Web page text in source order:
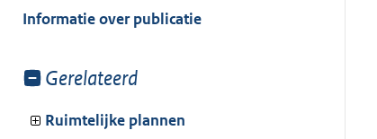
van:
Informatie over publicatie
Toon
van:
Gerelateerd
Ruimtelijke plannen